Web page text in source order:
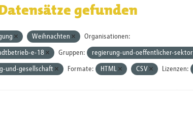
gefunden
Weihnachten Organisationen:
e-18 Gruppen: regierung-und-oeffentlicher-sektor
und-gesellschaft Formate: HTML CSV Lizenzen: